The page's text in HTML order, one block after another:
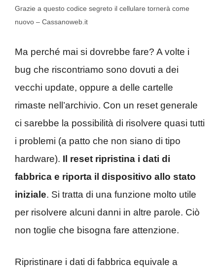
Grazie a questo codice segreto il cellulare tornerà come
nuovo – Cassanoweb.it
Ma perché mai si dovrebbe fare? A volte i
bug che riscontriamo sono dovuti a dei
vecchi update, oppure a delle cartelle
rimaste nell’archivio. Con un reset generale
ci sarebbe la possibilità di risolvere quasi tutti
i problemi (a patto che non siano di tipo
hardware). Il reset ripristina i dati di
fabbrica e riporta il dispositivo allo stato
iniziale. Si tratta di una funzione molto utile
per risolvere alcuni danni in altre parole. Ciò
non toglie che bisogna fare attenzione.
Ripristinare i dati di fabbrica equivale a